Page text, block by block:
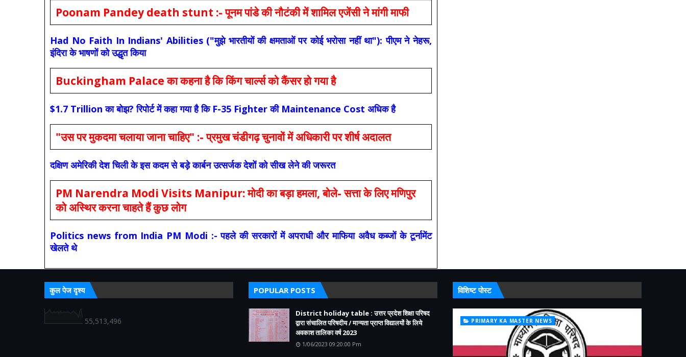
Poonam Pandey death stunt :- पूनम पांडे की नौटंकी में शामिल एजेंसी ने मांगी माफी
Had No Faith In Indians' Abilities ("मुझे भारतीयों की क्षमताओं पर कोई भरोसा नहीं था"): पीएम ने नेहरू,
इंदिरा के भाषणों को उद्धृत किया
Buckingham Palace का कहना है कि किंग चार्ल्स को कैंसर हो गया है
$1.7 Trillion का बोझ? रिपोर्ट में कहा गया है कि F-35 Fighter की Maintenance Cost अधिक है
"उस पर मुकदमा चलाया जाना चाहिए" :- प्रमुख चंडीगढ़ चुनावों में अधिकारी पर शीर्ष अदालत
दक्षिण अमेरिकी देश चिली के इस कदम से बड़े कार्बन उत्सर्जक देशों को सीख लेने की जरूरत
PM Narendra Modi Visits Manipur: मोदी का बड़ा हमला, बोले- सत्ता के लिए मणिपुर
को अस्थिर करना चाहते हैं कुछ लोग
Politics news from India PM Modi :- पहले की सरकारों में अपराधी और माफिया अवैध कब्जों के टूर्नामेंट
खेलते थे
कुल पेज दृश्य
55,513,496
POPULAR POSTS
District holiday table : उत्तर प्रदेश शिक्षा परिषद
द्वारा संचालित परिषदीय / मान्यता प्राप्त विद्यालयों के लिये
अवकाश तालिका वर्ष 2023
1/06/2023 09:20:00 Pm
विशिष्ट पोस्ट
PRIMARY KA MASTER NEWS